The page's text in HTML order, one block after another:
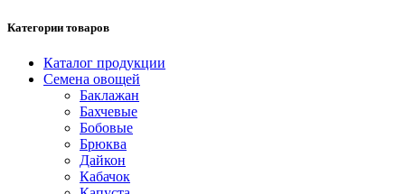
Категории товаров
Каталог продукции
Семена овощей
Баклажан
Бахчевые
Бобовые
Брюква
Дайкон
Кабачок